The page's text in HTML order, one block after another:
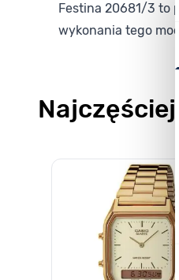
Festina 20681/3 to
wykonania tego
Poruszanie się po
Naciśnij, aby pominąć
Naciśnij, aby przejść do